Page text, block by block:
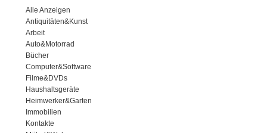
Alle Anzeigen
Antiquitäten&Kunst
Arbeit
Auto&Motorrad
Bücher
Computer&Software
Filme&DVDs
Haushaltsgeräte
Heimwerker&Garten
Immobilien
Kontakte